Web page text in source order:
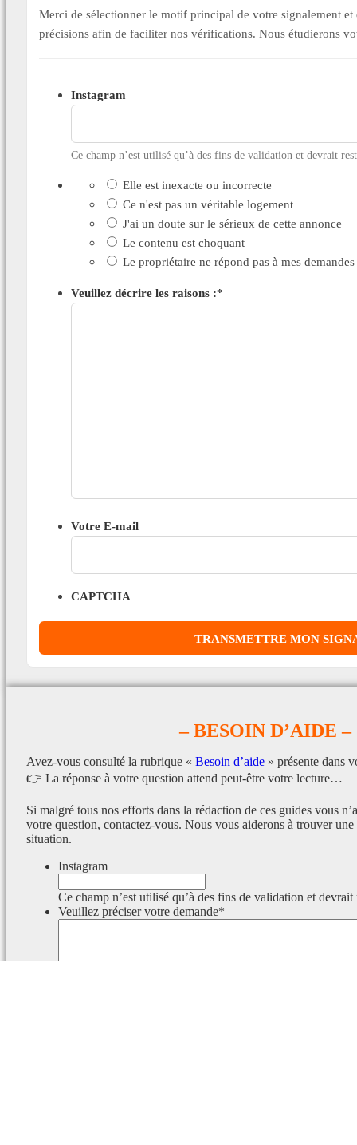
Merci de sélectionner le motif principal de votre signalement
précisions afin de faciliter nos vérifications. Nous étudierons
Instagram
Ce champ n’est utilisé qu’à des fins de validation et devrait
Elle est inexacte ou incorrecte
Ce n'est pas un véritable logement
J'ai un doute sur le sérieux de cette annonce
Le contenu est choquant
Le propriétaire ne répond pas à mes demandes
Veuillez décrire les raisons :*
Votre E-mail
CAPTCHA
– BESOIN D’AIDE –
Avez-vous consulté la rubrique « Besoin d’aide » présente dans
👉 La réponse à votre question attend peut-être votre lecture…
Si malgré tous nos efforts dans la rédaction de ces guides vous
votre question, contactez-vous. Nous vous aiderons à trouver
situation.
Instagram
Ce champ n’est utilisé qu’à des fins de validation et devrait
Veuillez préciser votre demande*